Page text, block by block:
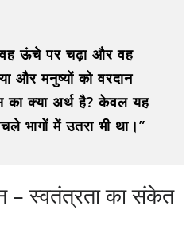
ऊंचे पर चढ़ा और वह
और मनुष्यों को वरदान
का क्या अर्थ है? केवल यह
भागों में उतरा भी था।”
– स्वतंत्रता का संकेत